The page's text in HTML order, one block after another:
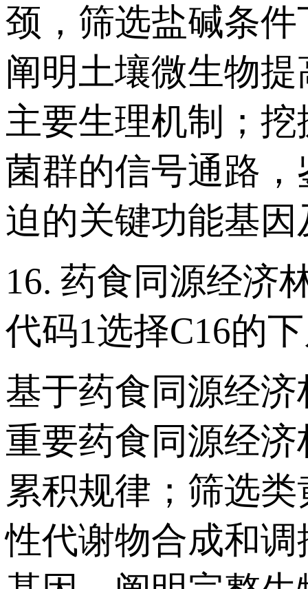
颈，筛选盐碱条
阐明土壤微生物
主要生理机制；
菌群的信号通路
迫的关键功能基
16. 药食同源经济
代码1选择C16的
基于药食同源经
重要药食同源经
累积规律；筛选
性代谢物合成和